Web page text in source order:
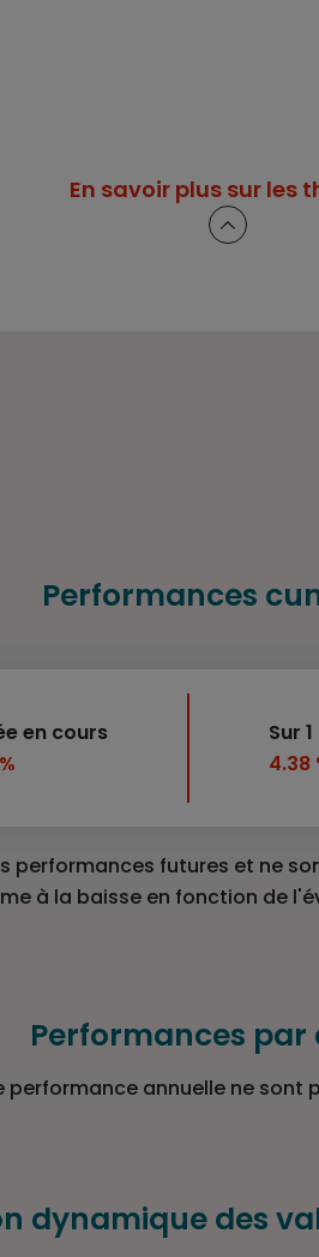
En savoir plus sur les
Performances
en cours
Sur
4.38
performances futures et ne
à la baisse en fonction de
Performances par
performance annuelle ne
dynamique des